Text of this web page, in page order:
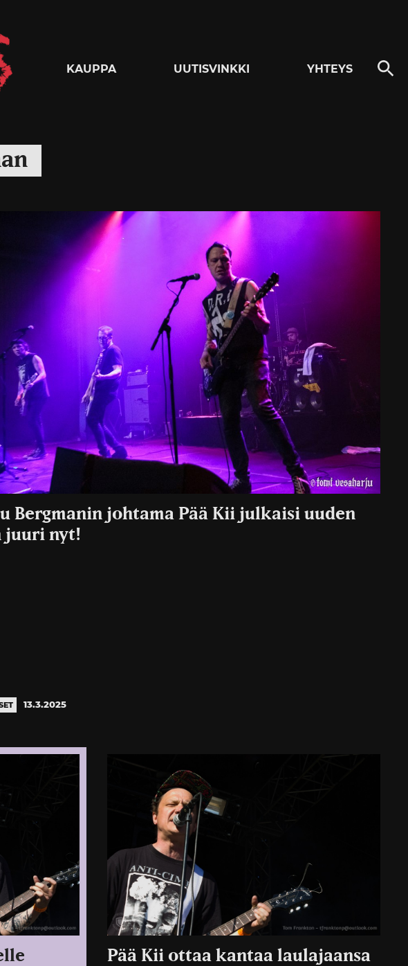
KAUPPA UUTISVINKKI YHTEYS
Bergmanin johtama Pää Kii julkaisi uuden
juuri nyt!
13.3.2025
Pää Kii ottaa kantaa laulajaansa